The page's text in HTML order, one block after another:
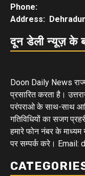
Phone:
Address:
दून डेली न्यूज़ के
Doon Daily News
प्रसारित करता है।
परंपराओ के साथ-साथ
गतिविधियों का सजग
हमारे फोन नंबर के
पर सम्पर्क करे। Email: